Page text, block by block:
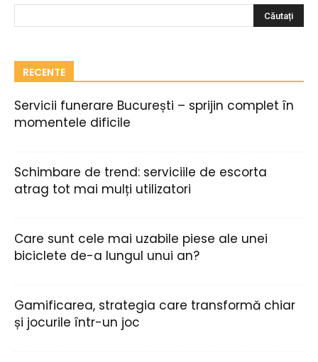
RECENTE
Servicii funerare București – sprijin complet în
momentele dificile
Schimbare de trend: serviciile de escorta
atrag tot mai mulți utilizatori
Care sunt cele mai uzabile piese ale unei
biciclete de-a lungul unui an?
Gamificarea, strategia care transformă chiar
și jocurile într-un joc